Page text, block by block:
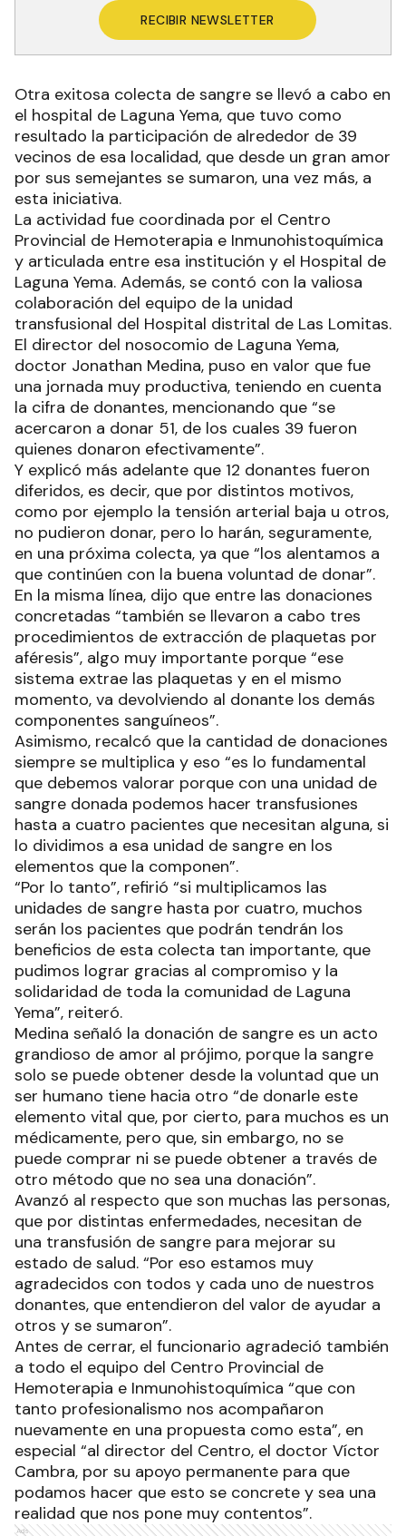
RECIBIR NEWSLETTER
Otra exitosa colecta de sangre se llevó a cabo en
el hospital de Laguna Yema, que tuvo como
resultado la participación de alrededor de 39
vecinos de esa localidad, que desde un gran amor
por sus semejantes se sumaron, una vez más, a
esta iniciativa.
La actividad fue coordinada por el Centro
Provincial de Hemoterapia e Inmunohistoquímica
y articulada entre esa institución y el Hospital de
Laguna Yema. Además, se contó con la valiosa
colaboración del equipo de la unidad
transfusional del Hospital distrital de Las Lomitas.
El director del nosocomio de Laguna Yema,
doctor Jonathan Medina, puso en valor que fue
una jornada muy productiva, teniendo en cuenta
la cifra de donantes, mencionando que “se
acercaron a donar 51, de los cuales 39 fueron
quienes donaron efectivamente”.
Y explicó más adelante que 12 donantes fueron
diferidos, es decir, que por distintos motivos,
como por ejemplo la tensión arterial baja u otros,
no pudieron donar, pero lo harán, seguramente,
en una próxima colecta, ya que “los alentamos a
que continúen con la buena voluntad de donar”.
En la misma línea, dijo que entre las donaciones
concretadas “también se llevaron a cabo tres
procedimientos de extracción de plaquetas por
aféresis”, algo muy importante porque “ese
sistema extrae las plaquetas y en el mismo
momento, va devolviendo al donante los demás
componentes sanguíneos”.
Asimismo, recalcó que la cantidad de donaciones
siempre se multiplica y eso “es lo fundamental
que debemos valorar porque con una unidad de
sangre donada podemos hacer transfusiones
hasta a cuatro pacientes que necesitan alguna, si
lo dividimos a esa unidad de sangre en los
elementos que la componen”.
“Por lo tanto”, refirió “si multiplicamos las
unidades de sangre hasta por cuatro, muchos
serán los pacientes que podrán tendrán los
beneficios de esta colecta tan importante, que
pudimos lograr gracias al compromiso y la
solidaridad de toda la comunidad de Laguna
Yema”, reiteró.
Medina señaló la donación de sangre es un acto
grandioso de amor al prójimo, porque la sangre
solo se puede obtener desde la voluntad que un
ser humano tiene hacia otro “de donarle este
elemento vital que, por cierto, para muchos es un
médicamente, pero que, sin embargo, no se
puede comprar ni se puede obtener a través de
otro método que no sea una donación”.
Avanzó al respecto que son muchas las personas,
que por distintas enfermedades, necesitan de
una transfusión de sangre para mejorar su
estado de salud. “Por eso estamos muy
agradecidos con todos y cada uno de nuestros
donantes, que entendieron del valor de ayudar a
otros y se sumaron”.
Antes de cerrar, el funcionario agradeció también
a todo el equipo del Centro Provincial de
Hemoterapia e Inmunohistoquímica “que con
tanto profesionalismo nos acompañaron
nuevamente en una propuesta como esta”, en
especial “al director del Centro, el doctor Víctor
Cambra, por su apoyo permanente para que
podamos hacer que esto se concrete y sea una
realidad que nos pone muy contentos”.
Ads